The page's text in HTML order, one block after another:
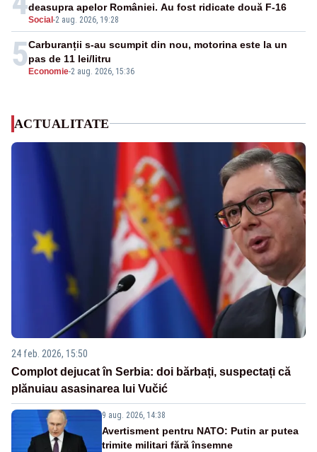
Social-2 aug. 2026, 19:28
deasupra apelor României. Au fost ridicate două F-16
5Economie-2 aug. 2026, 15:36
Carburanții s-au scumpit din nou, motorina este la un
pas de 11 lei/litru
ACTUALITATE
24 feb. 2026, 15:50
Complot dejucat în Serbia: doi bărbați, suspectați că
plănuiau asasinarea lui Vučić
9 aug. 2026, 14:38
Avertisment pentru NATO: Putin ar putea
trimite militari fără însemne